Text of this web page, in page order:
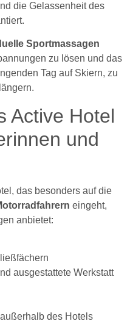
die Gelassenheit des
Sportmassagen
zu lösen und das
Tag auf Skiern, zu
Active Hotel
und
das besonders auf die
eingeht,
anbietet:
ausgestattete Werkstatt
des Hotels